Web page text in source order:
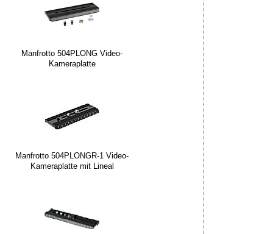
Manfrotto 504PLONG Video-
Kameraplatte
Manfrotto 504PLONGR-1 Video-
Kameraplatte mit Lineal